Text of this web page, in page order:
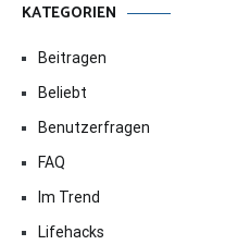
KATEGORIEN
Beitragen
Beliebt
Benutzerfragen
FAQ
Im Trend
Lifehacks